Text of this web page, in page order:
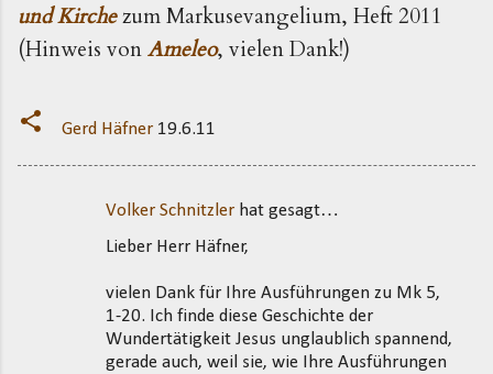
und Kirchezum Markusevangelium, Heft 2011
(Hinweis vonAmeleo, vielen Dank!)
Gerd Häfner 19.6.11
Volker Schnitzler hat gesagt…
Lieber Herr Häfner,
vielen Dank für Ihre Ausführungen zu Mk 5,
1-20. Ich finde diese Geschichte der
Wundertätigkeit Jesus unglaublich spannend,
gerade auch, weil sie, wie Ihre Ausführungen